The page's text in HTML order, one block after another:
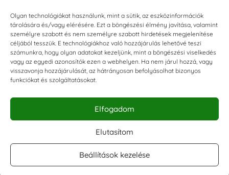
Olyan technológiákat használunk, mint a sütik, az eszközinformációk
tárolására és/vagy elérésére. Ezt a böngészési élmény javítása, valamint
személyre szabott és nem személyre szabott hirdetések megjelenítése
céljából tesszük. E technológiákhoz való hozzájárulás lehetővé teszi
számunkra, hogy olyan adatokat kezeljünk, mint a böngészési viselkedés
vagy az egyedi azonosítók ezen a webhelyen. Ha nem járul hozzá, vagy
visszavonja hozzájárulását, az hátrányosan befolyásolhat bizonyos
funkciókat és szolgáltatásokat.
Elfogadom
Elutasítom
Beállítások kezelése
Impresszum
KAPCSOLAT
E-mail:shop@torokszilvi.com
Telefon: +36 30 6767872
KÖZÖSSÉGI
Facebook csoport